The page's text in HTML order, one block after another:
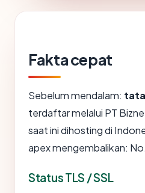
Fakta cepat
Sebelum mendalam:
terdaftar melalui PT
saat ini dihosting di
apex mengembalikan: No.
Status TLS / SSL